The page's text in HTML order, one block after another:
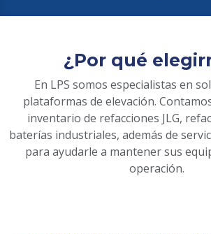
¿Por qué
En LPS somos especialistas en
plataformas de elevación.
inventario de refacciones JLG,
baterías industriales, además de
para ayudarle a mantener sus
operación.